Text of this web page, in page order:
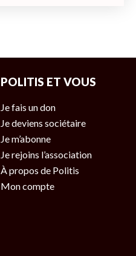
POLITIS ET VOUS
Je fais un don
Je deviens sociétaire
Je m’abonne
Je rejoins l’association
À propos de Politis
Mon compte